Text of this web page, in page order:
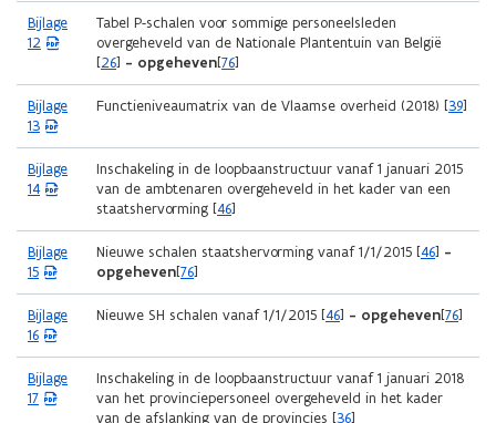
)t
e
n
n
i
u
w
v
e
n
s
e
r
)
e
n
i
n
n
i
e
u
v
e
n
s
t
e
)
e
s
n
d
o
e
n
i
n
n
i
e
u
w
v
e
Bijlage
12
(
P
F
b
e
t
a
n
p
e
n
t
i
n
n
i
Tabel P-schalen voor sommige personeelsleden
overgeheveld van de Nationale Plantentuin van België
[26] - opgeheven[76]
Bijlage
13
(
P
D
F
b
t
a
n
o
p
e
n
t
Functieniveaumatrix van de Vlaamse overheid (2018) [39]
Bijlage
14
(
P
F
b
e
t
a
n
o
p
Inschakeling in de loopbaanstructuur vanaf 1 januari 2015
van de ambtenaren overgeheveld in het kader van een
staatshervorming [46]
Bijlage
15
(
P
D
F
b
s
t
a
Nieuwe schalen staatshervorming vanaf 1/1/2015 [46] -
opgeheven[76]
Bijlage
16
(
P
D
F
b
Nieuwe SH schalen vanaf 1/1/2015 [46] - opgeheven[76]
Bijlage
17
(
P
Inschakeling in de loopbaanstructuur vanaf 1 januari 2018
van het provinciepersoneel overgeheveld in het kader
van de afslanking van de provincies [36]